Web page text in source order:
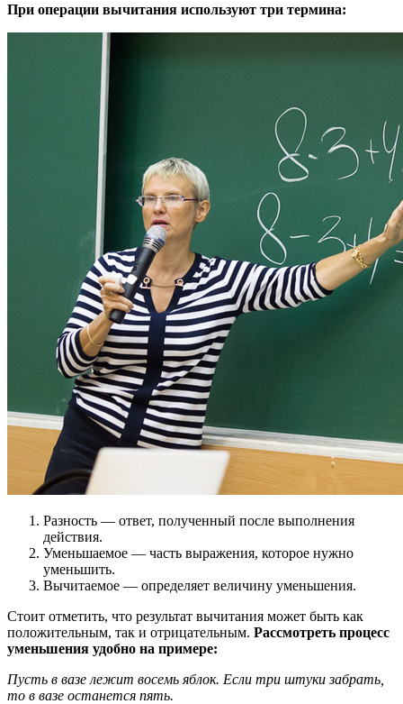
При операции вычитания используют три термина:
Разность — ответ, полученный после выполнения
действия.
Уменьшаемое — часть выражения, которое нужно
уменьшить.
Вычитаемое — определяет величину уменьшения.
Стоит отметить, что результат вычитания может быть как
положительным, так и отрицательным. Рассмотреть процесс
уменьшения удобно на примере:
Пусть в вазе лежит восемь яблок. Если три штуки забрать,
то в вазе останется пять.